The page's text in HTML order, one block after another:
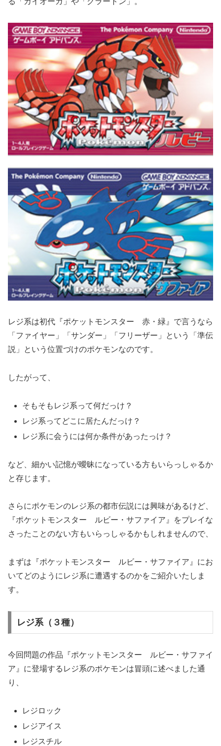
レジ系は初代『ポケットモンスター 赤・緑』で言うなら
「ファイヤー」「サンダー」「フリーザー」という「準伝
説」という位置づけのポケモンなのです。
したがって、
そもそもレジ系って何だっけ？
レジ系ってどこに居たんだっけ？
レジ系に会うには何か条件があったっけ？
など、細かい記憶が曖昧になっている方もいらっしゃるか
と存じます。
さらにポケモンのレジ系の都市伝説には興味があるけど、
『ポケットモンスター ルビー・サファイア』をプレイな
さったことのない方もいらっしゃるかもしれませんので、
まずは『ポケットモンスター ルビー・サファイア』にお
いてどのようにレジ系に遭遇するのかをご紹介いたしま
す。
レジ系（３種）
今回問題の作品『ポケットモンスター ルビー・サファイ
ア』に登場するレジ系のポケモンは冒頭に述べました通
り、
レジロック
レジアイス
レジスチル